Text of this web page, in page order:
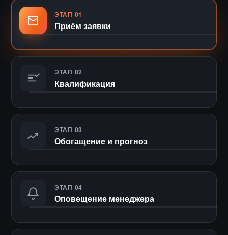
ЭТАП 01
Приём заявки
ЭТАП 02
Квалификация
ЭТАП 03
Обогащение и прогноз
ЭТАП 04
Оповещение менеджера